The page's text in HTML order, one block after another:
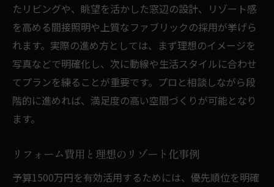
リゾート風内装を叶えるリフォームアイデ
ア
リフォームで価値を高めるテイストの選び
方
リフォーム費用の目安と賢い活用法
リフォームで理想のリゾート空間を作る秘
訣
たリビングや、眺望を活かした窓辺の設計、リゾート感
を高める間接照明や上質なファブリックの採用が挙げら
れます。実際の進め方としては、まず理想のイメージを
写真などで明確化し、次に動線や生活スタイルに合わせ
てプランを練ることが重要です。プロと相談しながら段
階的に進めれば、満足度の高い空間づくりが可能となり
ます。
リフォーム費用と理想のリゾート化事例
予算1500万円を有効活用するためには、優先順位を明確